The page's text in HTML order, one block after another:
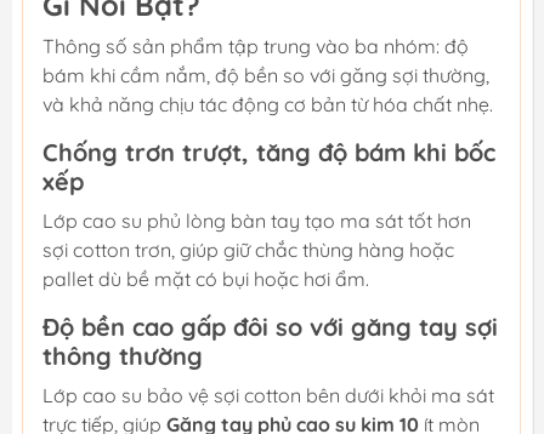
Thông số sản phẩm tập trung vào ba nhóm: độ
bám khi cầm nắm, độ bền so với găng sợi thường,
và khả năng chịu tác động cơ bản từ hóa chất nhẹ.
Chống trơn trượt, tăng độ bám khi bốc
xếp
Lớp cao su phủ lòng bàn tay tạo ma sát tốt hơn
sợi cotton trơn, giúp giữ chắc thùng hàng hoặc
pallet dù bề mặt có bụi hoặc hơi ẩm.
Độ bền cao gấp đôi so với găng tay sợi
thông thường
Lớp cao su bảo vệ sợi cotton bên dưới khỏi ma sát
trực tiếp, giúp Găng tay phủ cao su kim 10 ít mòn